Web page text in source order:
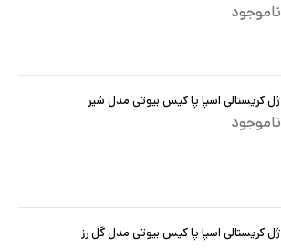
ناموجود
ژل کریستالی اسپا پا کیس بیوتی مدل شیر
ناموجود
ژل کریستالی اسپا پا کیس بیوتی مدل گل رز